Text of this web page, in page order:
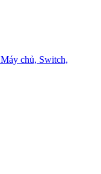
Máy chủ, Switch,